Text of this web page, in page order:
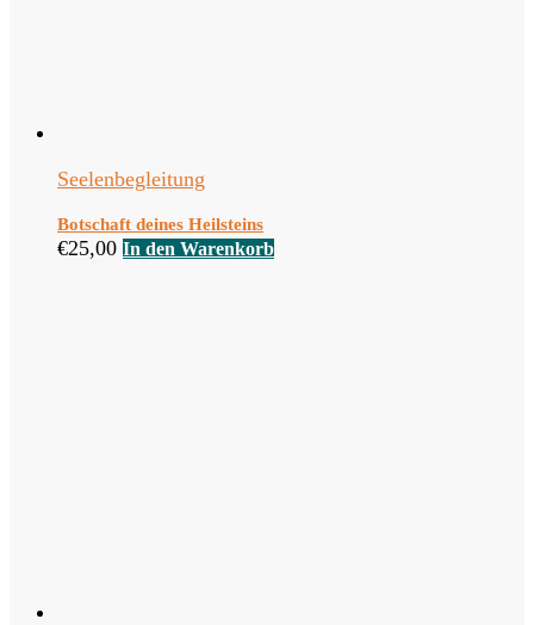
Seelenbegleitung
Botschaft deines Heilsteins
€25,00 In den Warenkorb